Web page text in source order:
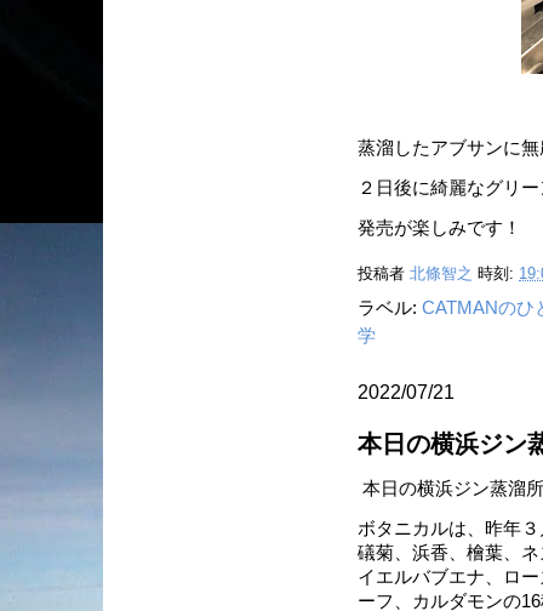
蒸溜したアブサンに
２日後に綺麗なグリ
発売が楽しみです！
投稿者 北條智之 時刻:
ラベル: CATMANのひ
学
2022/07/21
本日の横浜ジン
本日の横浜ジン蒸溜
ボタニカルは、昨年
礒菊、浜香、檜葉、
イエルバブエナ、ロ
ーフ、カルダモンの